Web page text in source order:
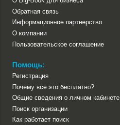
Обратная связь
Информационное партнерство
О компании
Пользовательское соглашение
Помощь:
Регистрация
Почему все это бесплатно?
Общие сведения о личном кабинете
Поиск организации
Как работает поиск